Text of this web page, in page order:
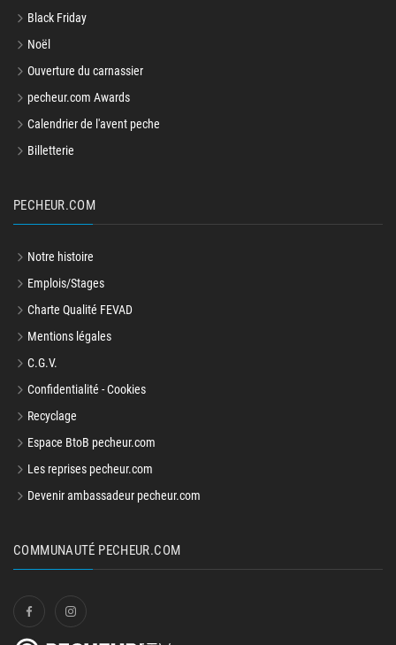
Black Friday
Noël
Ouverture du carnassier
pecheur.com Awards
Calendrier de l'avent peche
Billetterie
PECHEUR.COM
Notre histoire
Emplois/Stages
Charte Qualité FEVAD
Mentions légales
C.G.V.
Confidentialité - Cookies
Recyclage
Espace BtoB pecheur.com
Les reprises pecheur.com
Devenir ambassadeur pecheur.com
COMMUNAUTÉ PECHEUR.COM